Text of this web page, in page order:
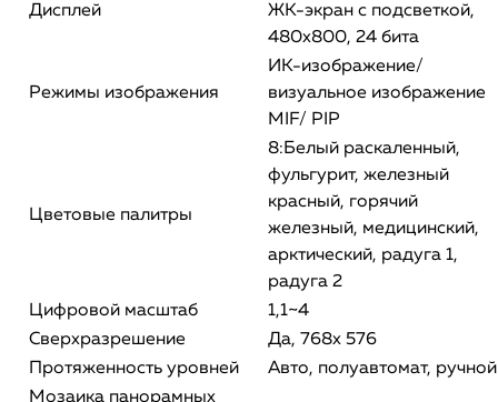
Дисплей
ЖК-экран с подсветкой,
480x800, 24 бита
Режимы изображения
ИК-изображение/
визуальное изображение
MIF/ PIP
Цветовые палитры
8:Белый раскаленный,
фульгурит, железный
красный, горячий
железный, медицинский,
арктический, радуга 1,
радуга 2
Цифровой масштаб
1,1~4
Сверхразрешение
Да, 768x 576
Протяженность уровней
Авто, полуавтомат, ручной
Мозаика панорамных